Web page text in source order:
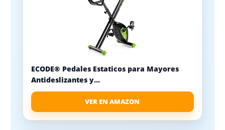
ECODE® Pedales Estaticos para Mayores
Antideslizantes y...
VER EN AMAZON